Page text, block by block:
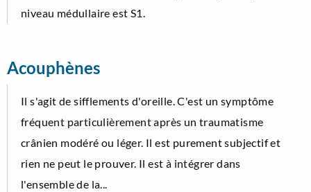
niveau médullaire est S1.
Acouphènes
Il s'agit de sifflements d'oreille. C'est un symptôme
fréquent particulièrement après un traumatisme
crânien modéré ou léger. Il est purement subjectif et
rien ne peut le prouver. Il est à intégrer dans
l'ensemble de la...